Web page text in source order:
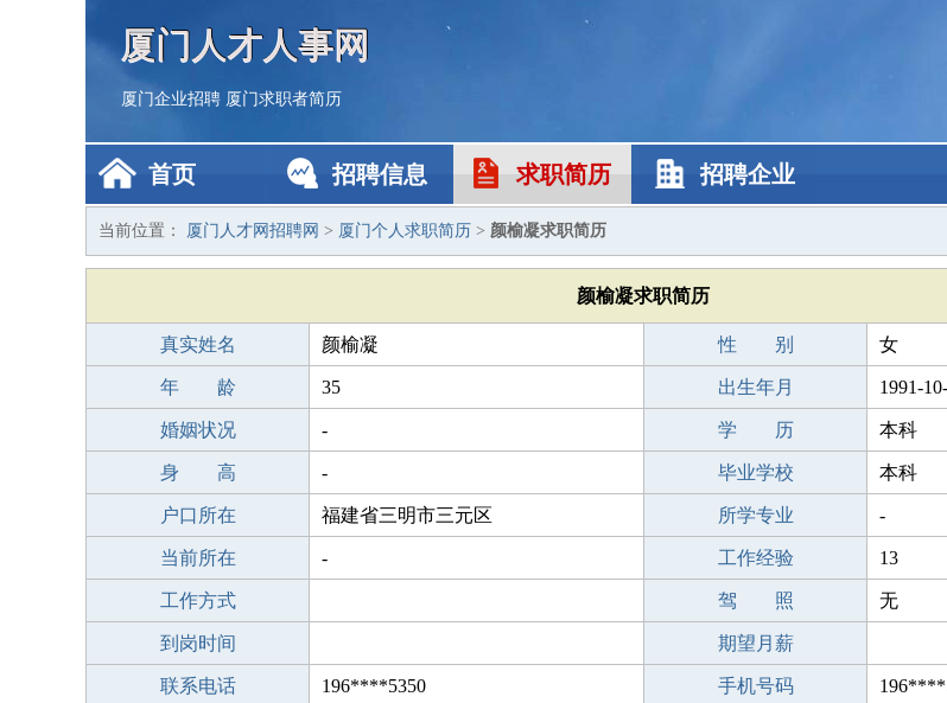
厦门人才人事网
厦门企业招聘 厦门求职者简历
首页 招聘信息 求职简历 招聘企业
当前位置： 厦门人才网招聘网 > 厦门个人求职简历 > 颜榆凝求职简历
颜榆凝求职简历
真实姓名 颜榆凝 性 别 女
年 龄 35 出生年月 1991-
婚姻状况 - 学 历 本科
身 高 - 毕业学校 本科
户口所在 福建省三明市三元区 所学专业 -
当前所在 - 工作经验 13
工作方式 驾 照 无
到岗时间 期望月薪
联系电话 196****5350 手机号码